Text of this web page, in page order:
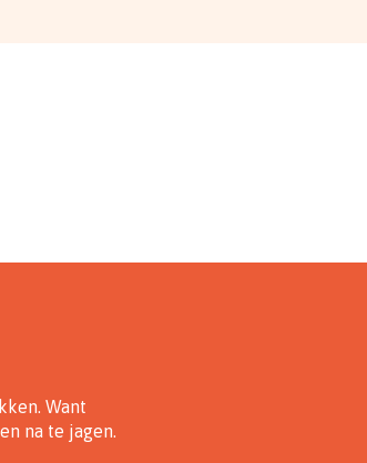
Want
na te jagen.